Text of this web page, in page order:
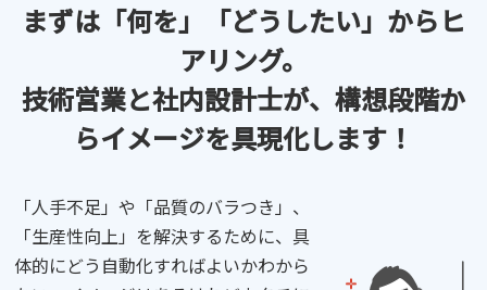
まずは「何を」「どうしたい」 からヒ
アリング。
技術営業と社内設計士が、構想段階か
らイメージを具現化します！
「人手不足」や「品質のバラつき」、
「生産性向上」を解決するために、具
体的にどう自動化すればよいかわから